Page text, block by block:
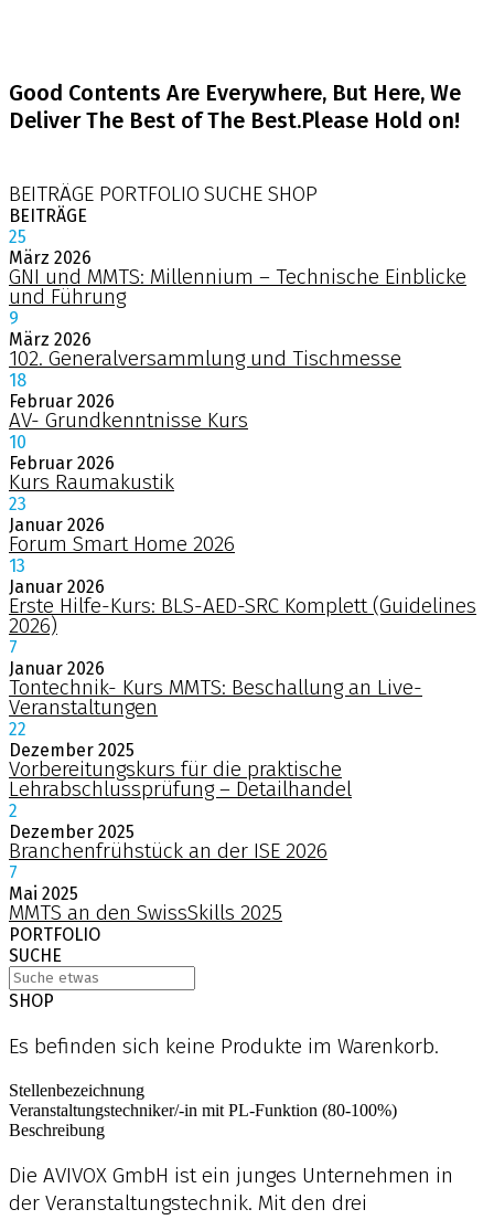
Good Contents Are Everywhere, But Here, We
Deliver The Best of The Best.Please Hold on!
BEITRÄGE PORTFOLIO SUCHE SHOP
BEITRÄGE
25
März 2026
GNI und MMTS: Millennium – Technische Einblicke
und Führung
9
März 2026
102. Generalversammlung und Tischmesse
18
Februar 2026
AV- Grundkenntnisse Kurs
10
Februar 2026
Kurs Raumakustik
23
Januar 2026
Forum Smart Home 2026
13
Januar 2026
Erste Hilfe-Kurs: BLS-AED-SRC Komplett (Guidelines
2026)
7
Januar 2026
Tontechnik- Kurs MMTS: Beschallung an Live-
Veranstaltungen
22
Dezember 2025
Vorbereitungskurs für die praktische
Lehrabschlussprüfung – Detailhandel
2
Dezember 2025
Branchenfrühstück an der ISE 2026
7
Mai 2025
MMTS an den SwissSkills 2025
PORTFOLIO
SUCHE
SHOP
Es befinden sich keine Produkte im Warenkorb.
Stellenbezeichnung
Veranstaltungstechniker/-in mit PL-Funktion (80-100%)
Beschreibung
Die AVIVOX GmbH ist ein junges Unternehmen in
der Veranstaltungstechnik. Mit den drei